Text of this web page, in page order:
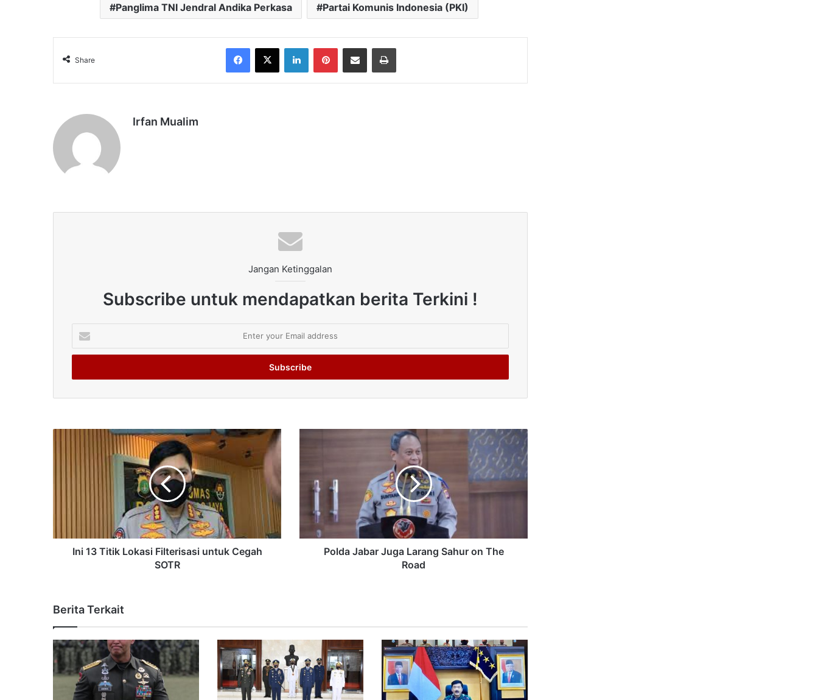
Panglima TNI Jendral Andika Perkasa Partai Komunis Indonesia (PKI)
Share
Facebook
X LinkedInPinterestShare via Email Print
Irfan Mualim
Jangan Ketinggalan
Subscribe untuk mendapatkan berita Terkini !
your
Email
Ini 13 Titik Lokasi Filterisasi untuk Cegah
SOTR
Polda Jabar Juga Larang Sahur on The
Road
Berita Terkait